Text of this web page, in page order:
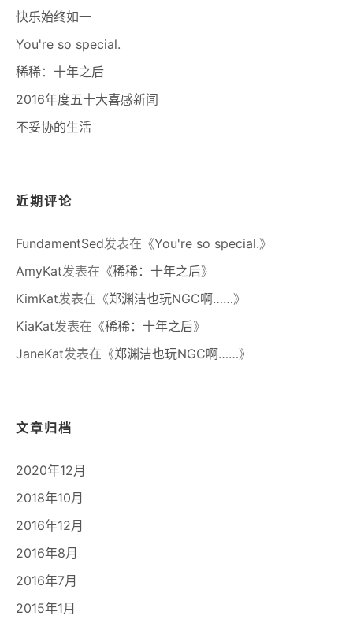
快乐始终如一
You're so special.
稀稀：十年之后
2016年度五十大喜感新闻
不妥协的生活
近期评论
FundamentSed发表在《You're so special.》
AmyKat发表在《稀稀：十年之后》
KimKat发表在《郑渊洁也玩NGC啊……》
KiaKat发表在《稀稀：十年之后》
JaneKat发表在《郑渊洁也玩NGC啊……》
文章归档
2020年12月
2018年10月
2016年12月
2016年8月
2016年7月
2015年1月